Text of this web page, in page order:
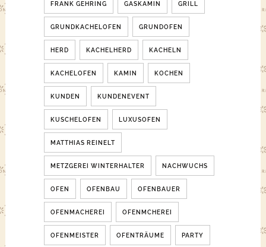
FRANK GEHRING GASKAMIN GRILL
GRUNDKACHELOFEN GRUNDOFEN
HERD KACHELHERD KACHELN
KACHELOFEN KAMIN KOCHEN
KUNDEN KUNDENEVENT
KUSCHELOFEN LUXUSOFEN
MATTHIAS REINELT
METZGEREI WINTERHALTER NACHWUCHS
OFEN OFENBAU OFENBAUER
OFENMACHEREI OFENMCHEREI
OFENMEISTER OFENTRÄUME PARTY